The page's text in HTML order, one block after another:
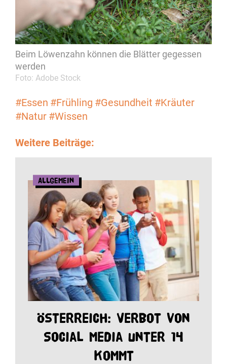
Beim Löwenzahn können die Blätter gegessen
werden
Foto: Adobe Stock
#Essen #Frühling #Gesundheit #Kräuter
#Natur #Wissen
Weitere Beiträge:
Allgemein
Österreich: Verbot von
Social Media unter 14
kommt